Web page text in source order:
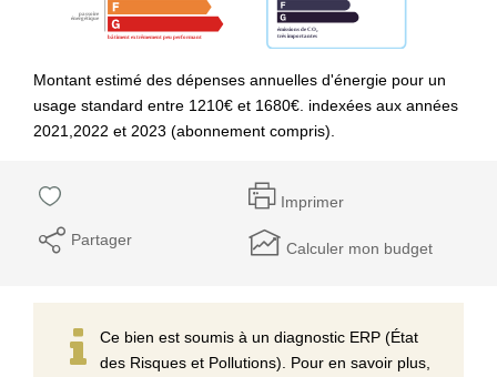
Montant estimé des dépenses annuelles d'énergie pour un
usage standard entre 1210€ et 1680€. indexées aux années
2021,2022 et 2023 (abonnement compris).
Imprimer
Partager Calculer mon budget
Ce bien est soumis à un diagnostic ERP (État
des Risques et Pollutions). Pour en savoir plus,